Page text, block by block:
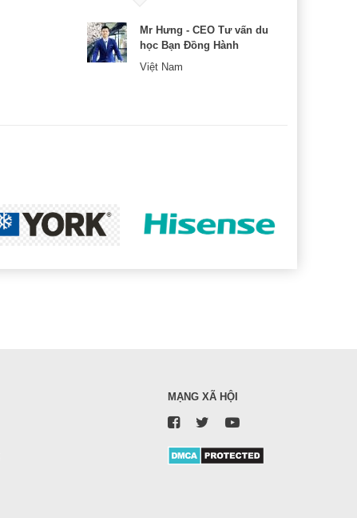
Mr Hưng - CEO Tư vấn du
học Bạn Đồng Hành
Việt Nam
MẠNG XÃ HỘI